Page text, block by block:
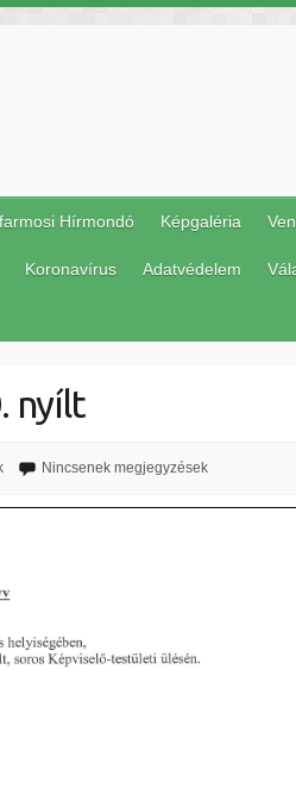
Hírmondó Képgaléria
Koronavírus Adatvédelem
nyílt
Nincsenek megjegyzések